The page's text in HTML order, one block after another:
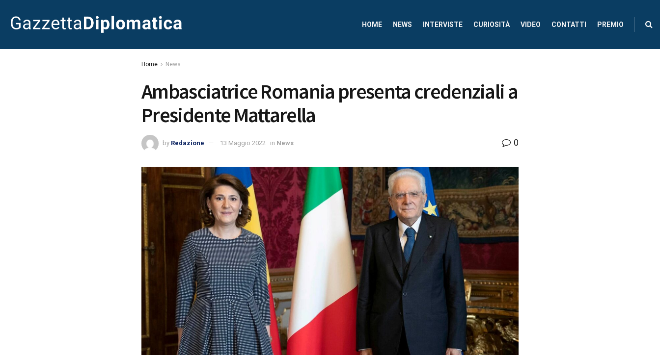
HOME NEWS INTERVISTE CURIOSITÀ VIDEO CONTATTI PREMIO
Home News
Ambasciatrice Romania presenta credenziali a
Presidente Mattarella
by Redazione 13 Maggio 2022 in News 0